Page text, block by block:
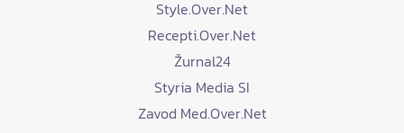
Style.Over.Net
Recepti.Over.Net
Žurnal24
Styria Media SI
Zavod Med.Over.Net